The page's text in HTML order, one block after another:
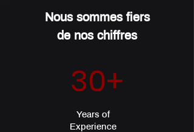
Nous sommes fiers
de nos chiffres
30+
Years of
Experience